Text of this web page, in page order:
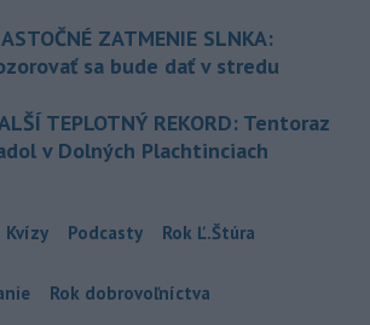
ZATMENIE SLNKA:
sa bude dať v stredu
TEPLOTNÝ REKORD: Tentoraz
v Dolných Plachtinciach
Kvízy Podcasty Rok Ľ.Štúra
Rok dobrovoľníctva